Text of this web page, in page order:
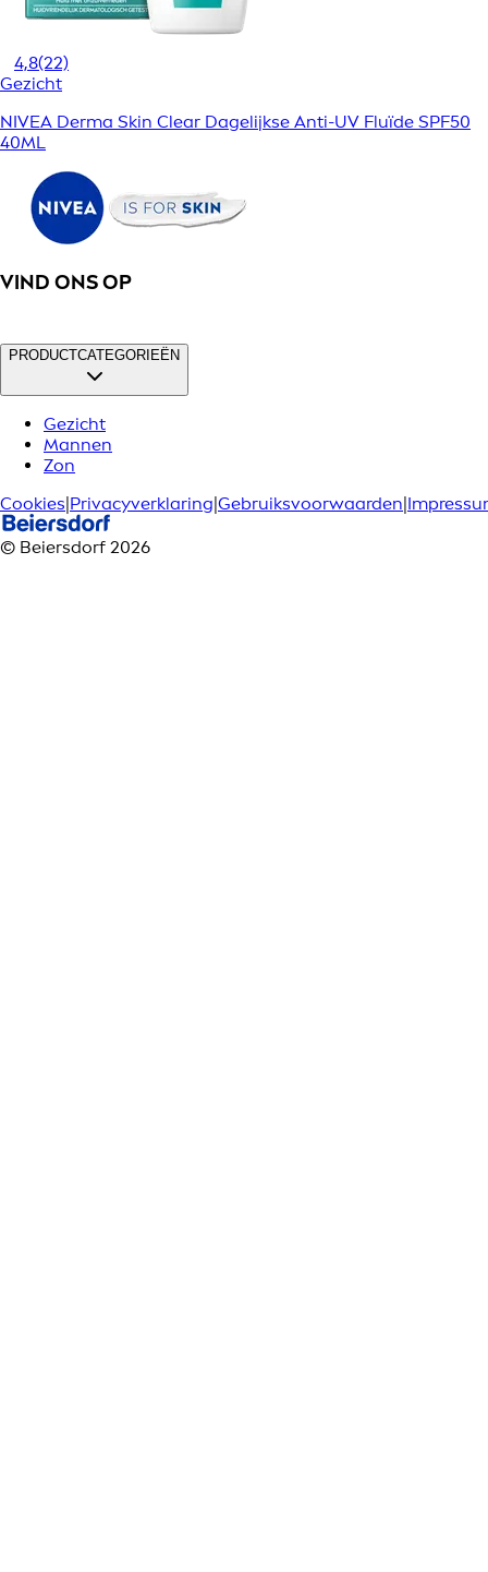
4,8(22)
Gezicht
NIVEA Derma Skin Clear Dagelijkse Anti-UV Fluïde SPF50
40ML
VIND ONS OP
PRODUCTCATEGORIEËN
Gezicht
Mannen
Zon
Cookies|Privacyverklaring|Gebruiksvoorwaarden|
© Beiersdorf 2026